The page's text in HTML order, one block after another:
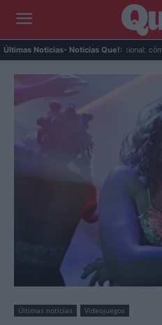
Últimas Noticias- Noticias Que!:
del impostor vacacional: cómo dejar
Últimas noticias Videojuegos